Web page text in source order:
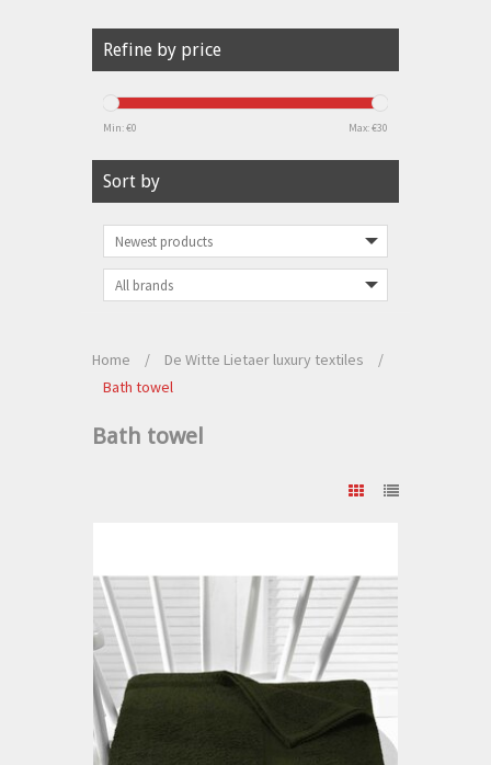
Refine by price
Min: €0 Max: €30
Sort by
Home / De Witte Lietaer luxury textiles
/
Bath towel
Bath towel